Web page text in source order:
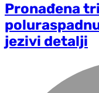
Pronađena
jezivi detalji